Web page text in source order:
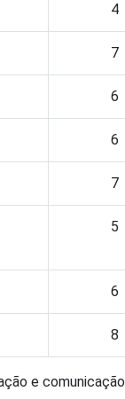
4
7
6
6
7
5
6
8
e